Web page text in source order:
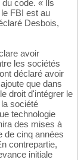
code. « Ils
FBI est au
Desbois,
avoir
les sociétés
déclaré avoir
que dans
droit d'intégrer le
société
technologie
des mises à
de cinq années
contrepartie,
initiale